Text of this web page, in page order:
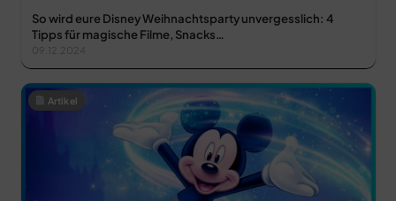
So wird eure Disney Weihnachtsparty unvergesslich: 4
Tipps für magische Filme, Snacks…
09.12.2024
Artikel